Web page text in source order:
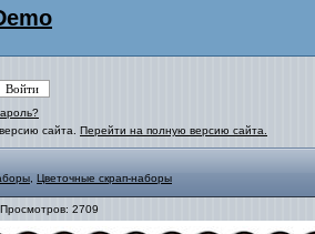
сайта. Перейти на полную версию сайта.
Цветочные скрап-наборы
2709